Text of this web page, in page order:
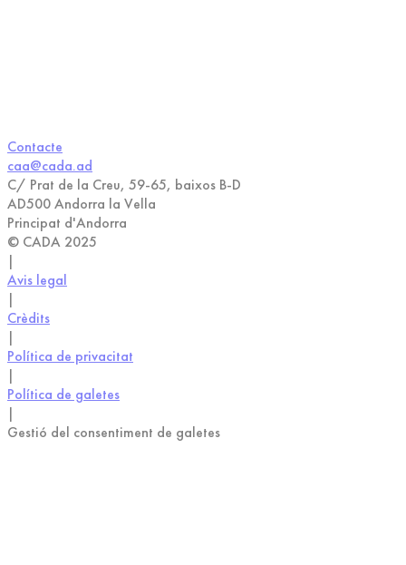
Contacte
caa@cada.ad
C/ Prat de la Creu, 59-65, baixos B-D
AD500 Andorra la Vella
Principat d'Andorra
© CADA 2025
|
Avis legal
|
Crèdits
|
Política de privacitat
|
Política de galetes
|
Gestió del consentiment de galetes